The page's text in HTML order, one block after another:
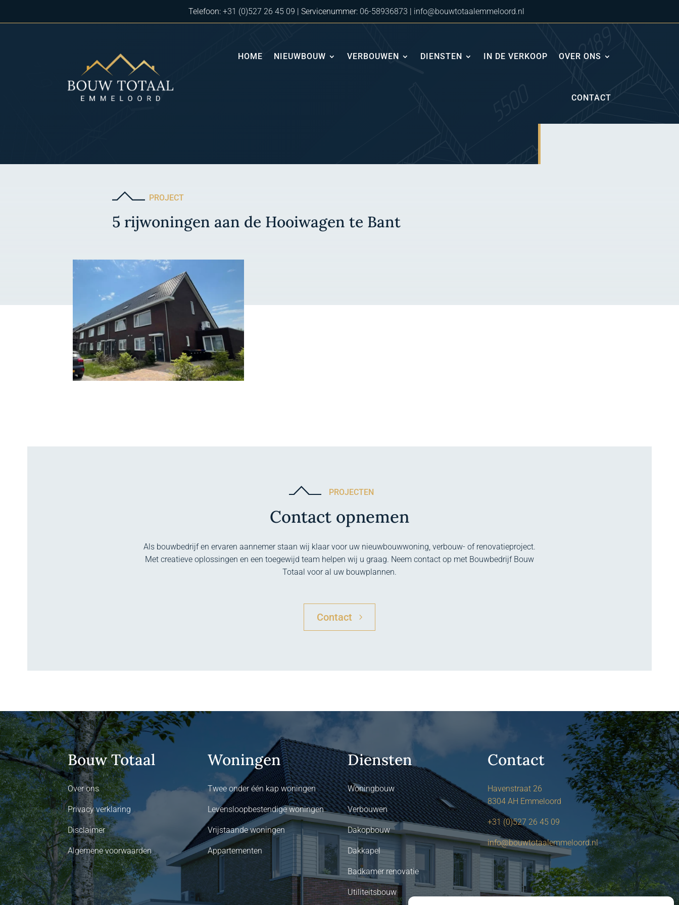
Telefoon:+31 (0)527 26 45 09 | Servicenummer: 06-58936873 | info@bouwtotaalemmeloord.nl
HOME NIEUWBOUW VERBOUWEN DIENSTEN IN DE VERKOOP OVER ONS
CONTACT
PROJECT
5 rijwoningen aan de Hooiwagen te Bant
PROJECTEN
Contact opnemen
Als bouwbedrijf en ervaren aannemer staan wij klaar voor uw nieuwbouwwoning, verbouw- of renovatieproject.
Met creatieve oplossingen en een toegewijd team helpen wij u graag. Neem contact op met Bouwbedrijf Bouw
Totaal voor al uw bouwplannen.
Contact
Bouw Totaal
Over ons
Privacy verklaring
Disclaimer
Algemene voorwaarden
Woningen
Twee onder één kap woningen
Levensloopbestendige woningen
Vrijstaande woningen
Appartementen
Diensten
Woningbouw
Verbouwen
Dakopbouw
Dakkapel
Badkamer renovatie
Utiliteitsbouw
Contact
Havenstraat 26
8304 AH Emmeloord
+31 (0)527 26 45 09
info@bouwtotaalemmeloord.nl